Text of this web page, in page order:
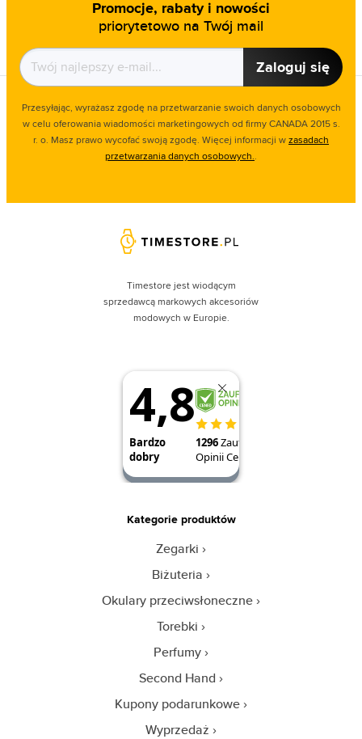
Promocje, rabaty i nowości
priorytetowo na Twój mail
Zaloguj się
Przesyłając, wyrażasz zgodę na przetwarzanie swoich danych osobowych
w celu oferowania wiadomości marketingowych od firmy CANADA 2015 s.
r. o. Masz prawo wycofać swoją zgodę. Więcej informacji wzasadach
przetwarzania danych osobowych..
Timestore jest wiodącym
sprzedawcą markowych akcesoriów
modowych w Europie.
Kategorie produktów
Zegarki
Biżuteria
Okulary przeciwsłoneczne
Torebki
Perfumy
Second Hand
Kupony podarunkowe
Wyprzedaż